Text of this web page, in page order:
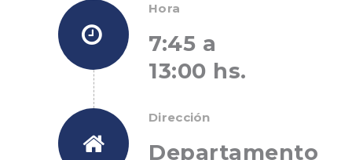
Hora
7:45 a
13:00 hs.
Dirección
Departamento